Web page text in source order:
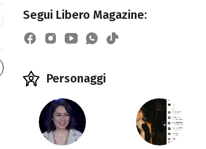
Segui Libero Magazine:
Personaggi